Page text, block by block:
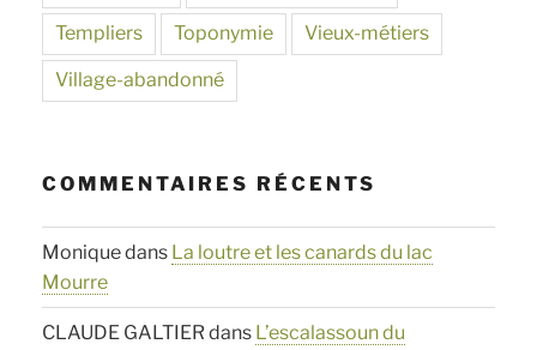
Templiers Toponymie Vieux-métiers
Village-abandonné
COMMENTAIRES RÉCENTS
Moniquedans La loutre et les canards du lac
Mourre
CLAUDE GALTIERdans L’escalassoun du